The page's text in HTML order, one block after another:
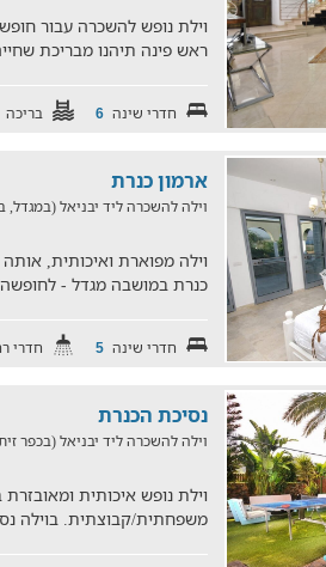
וילת נופש להשכרה עבור
ראש פינה תיהנו מבריכת שחייה מחוממת, 6 חדרי
חדרי שינה 6 בריכה
ארמון כנרת
וילה להשכרה ליד יבניאל (במגדל,
וילה מפוארת ואיכותית, אותה
כנרת במושבה מגדל -
חדרי שינה 5 חדרי
נסיכת הכנרת
וילה להשכרה ליד יבניאל (בכפר
וילת נופש איכותית
משפחתית/קבוצתית. בוילה נסיכת הכנרת 9 חדרי